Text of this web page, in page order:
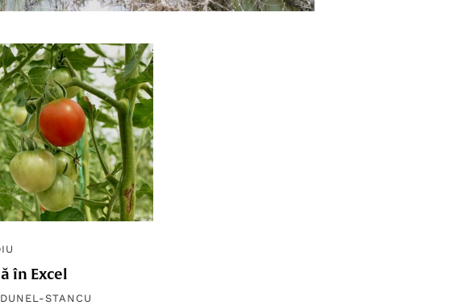
în Excel
STANCU